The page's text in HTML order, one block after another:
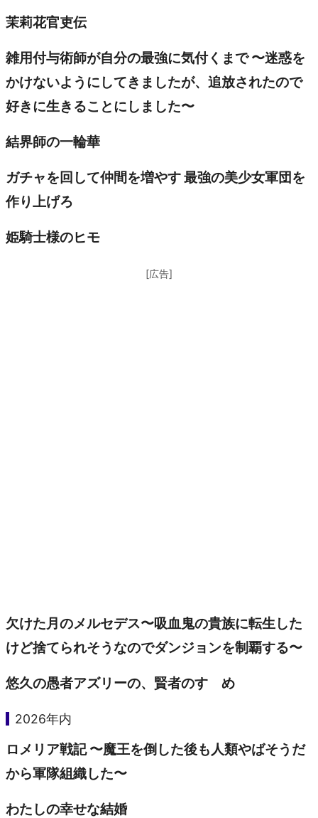
茉莉花官吏伝
雑用付与術師が自分の最強に気付くまで 〜迷惑を
かけないようにしてきましたが、追放されたので
好きに生きることにしました〜
結界師の一輪華
ガチャを回して仲間を増やす 最強の美少女軍団を
作り上げろ
姫騎士様のヒモ
[広告]
欠けた月のメルセデス〜吸血鬼の貴族に転生した
けど捨てられそうなのでダンジョンを制覇する〜
悠久の愚者アズリーの、賢者のすゝめ
2026年内
ロメリア戦記 〜魔王を倒した後も人類やばそうだ
から軍隊組織した〜
わたしの幸せな結婚